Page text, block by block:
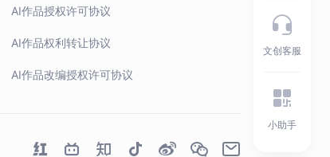
AI作品授权许可协议
AI作品权利转让协议
AI作品改编授权许可协议
文创客服
小助手